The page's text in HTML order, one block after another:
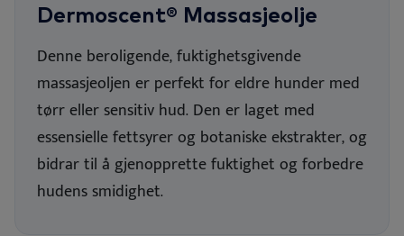
Dermoscent® Massasjeolje
Denne beroligende, fuktighetsgivende
massasjeoljen er perfekt for eldre hunder med
tørr eller sensitiv hud. Den er laget med
essensielle fettsyrer og botaniske ekstrakter, og
bidrar til å gjenopprette fuktighet og forbedre
hudens smidighet.